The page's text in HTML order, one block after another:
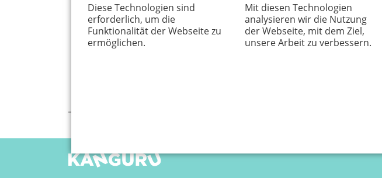
Diese Technologien sind
erforderlich, um die
Funktionalität der Webseite zu
ermöglichen.
Mit diesen Technologien
analysieren wir die Nutzung
der Webseite, mit dem Ziel,
unsere Arbeit zu verbessern.